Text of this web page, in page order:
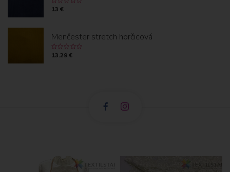
13 €
Menčester stretch horčicová
13.29 €